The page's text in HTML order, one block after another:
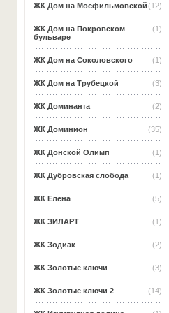
(12)
ЖК Дом на Мосфильмовской
(1)
ЖК Дом на Покровском
бульваре
(1)
ЖК Дом на Соколовского
(3)
ЖК Дом на Трубецкой
(2)
ЖК Доминанта
(35)
ЖК Доминион
(1)
ЖК Донской Олимп
(1)
ЖК Дубровская слобода
(5)
ЖК Елена
(1)
ЖК ЗИЛАРТ
(2)
ЖК Зодиак
(3)
ЖК Золотые ключи
(14)
ЖК Золотые ключи 2